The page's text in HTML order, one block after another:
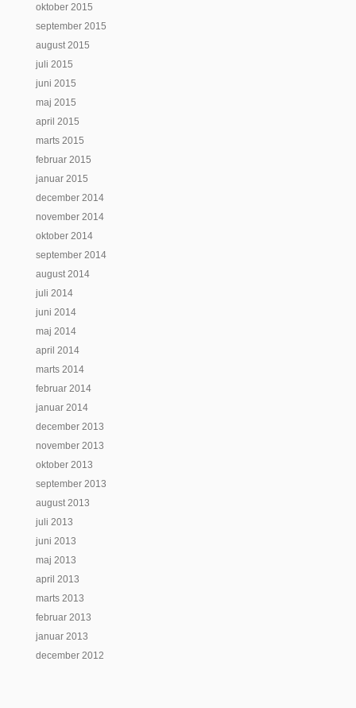
oktober 2015
september 2015
august 2015
juli 2015
juni 2015
maj 2015
april 2015
marts 2015
februar 2015
januar 2015
december 2014
november 2014
oktober 2014
september 2014
august 2014
juli 2014
juni 2014
maj 2014
april 2014
marts 2014
februar 2014
januar 2014
december 2013
november 2013
oktober 2013
september 2013
august 2013
juli 2013
juni 2013
maj 2013
april 2013
marts 2013
februar 2013
januar 2013
december 2012